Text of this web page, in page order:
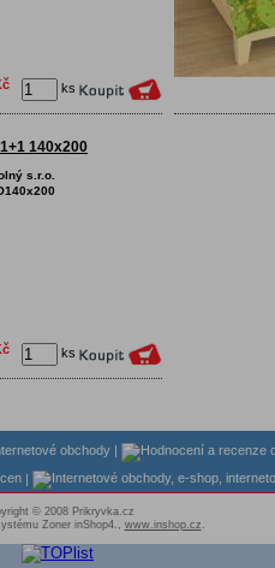
ks
140x200
s.r.o.
ks
obchody
|
© 2008 Prikryvka.cz
Zoner inShop4., www.inshop.cz .